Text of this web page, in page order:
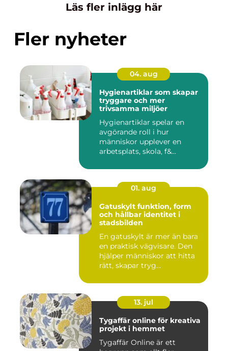
Läs fler inlägg här
Fler nyheter
04. aug
Hygienartiklar som skapar
tryggare och mer
trivsamma miljöer
Hygienartiklar spelar en
avgörande roll i hur
människor upplever en
arbetsplats, skola, f&...
01. aug
Gatuskylt funktion, form
och hållbar identitet i
stadsbilden
En gatuskylt är mer än bara
en praktisk vägvisare. Den
hjälper människor att hitta
rätt, skapar tryg...
13. jul
Tygaffär online för kreativa
projekt i hemmet
Tygaffär Online är ett